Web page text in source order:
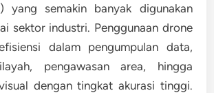
yang semakin banyak digunakan
sektor industri. Penggunaan drone
dalam pengumpulan data,
pengawasan area, hingga
dengan tingkat akurasi tinggi.